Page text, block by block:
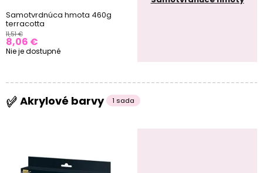
Samotvrdnúca hmota 460g
terracotta
11,51 €
8,06 €
Nie je dostupné
Akrylové barvy 1 sada